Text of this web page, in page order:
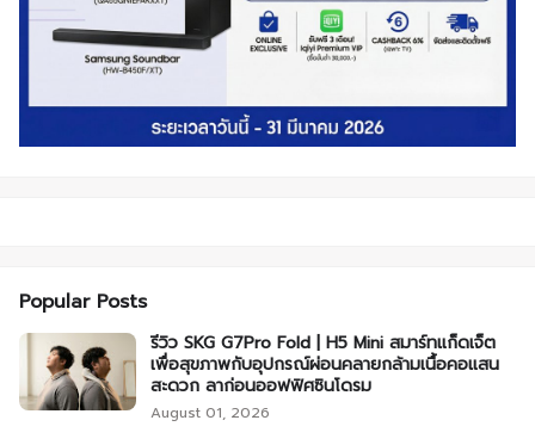
Popular Posts
รีวิว SKG G7Pro Fold | H5 Mini สมาร์ทแก็ดเจ็ต
เพื่อสุขภาพกับอุปกรณ์ผ่อนคลายกล้ามเนื้อคอแสน
สะดวก ลาก่อนออฟฟิศซินโดรม
August 01, 2026